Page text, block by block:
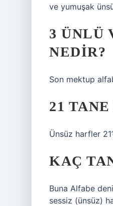
ve yumuşak
3 ÜNLÜ
NEDIR?
Son mektup
21
Ünsüz harfler
KAÇ
Buna Alfabe
sessiz (ünsüz)